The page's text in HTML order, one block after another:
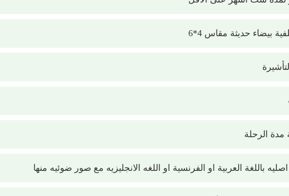
مدة الرحلة
باللغة العربية او الفرنسية او اللغه الانجليزيه مع صور ضوئيه منها